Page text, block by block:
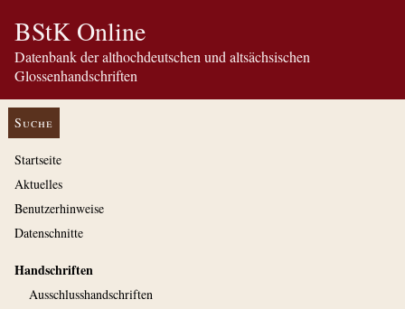
BStK Online
Datenbank der althochdeutschen und altsächsischen
Glossenhandschriften
Suche
Startseite
Aktuelles
Benutzerhinweise
Datenschnitte
Handschriften
Ausschluss­handschriften